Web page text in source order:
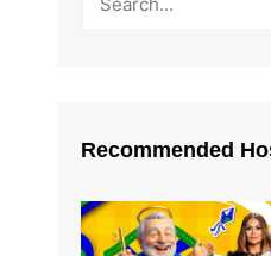
Recommended